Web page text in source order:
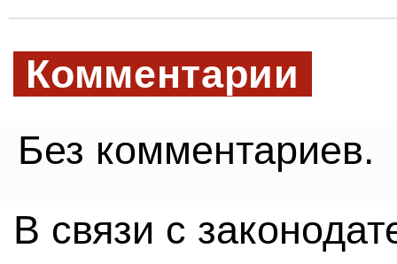
Комментарии
Без комментариев.
В связи с